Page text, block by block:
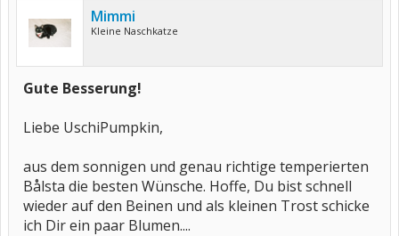
Mimmi
Kleine Naschkatze
Gute Besserung!
Liebe UschiPumpkin,
aus dem sonnigen und genau richtige temperierten
Bålsta die besten Wünsche. Hoffe, Du bist schnell
wieder auf den Beinen und als kleinen Trost schicke
ich Dir ein paar Blumen....